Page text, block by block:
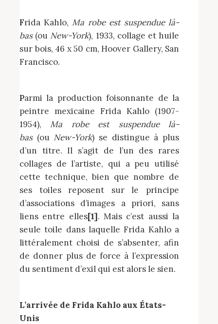
Frida Kahlo, Ma robe est suspendue là-
bas(ou New-York), 1933, collage et huile
sur bois, 46 x 50 cm, Hoover Gallery, San
Francisco.
Parmi la production foisonnante de la
peintre mexicaine Frida Kahlo (1907-
1954), Ma robe est suspendue là-
bas(ou New-York) se distingue à plus
d’un titre. Il s’agit de l’un des rares
collages de l’artiste, qui a peu utilisé
cette technique, bien que nombre de
ses toiles reposent sur le principe
d’associations d’images a priori, sans
liens entre elles[1]. Mais c’est aussi la
seule toile dans laquelle Frida Kahlo a
littéralement choisi de s’absenter, afin
de donner plus de force à l’expression
du sentiment d’exil qui est alors le sien.
L’arrivée de Frida Kahlo aux États-
Unis